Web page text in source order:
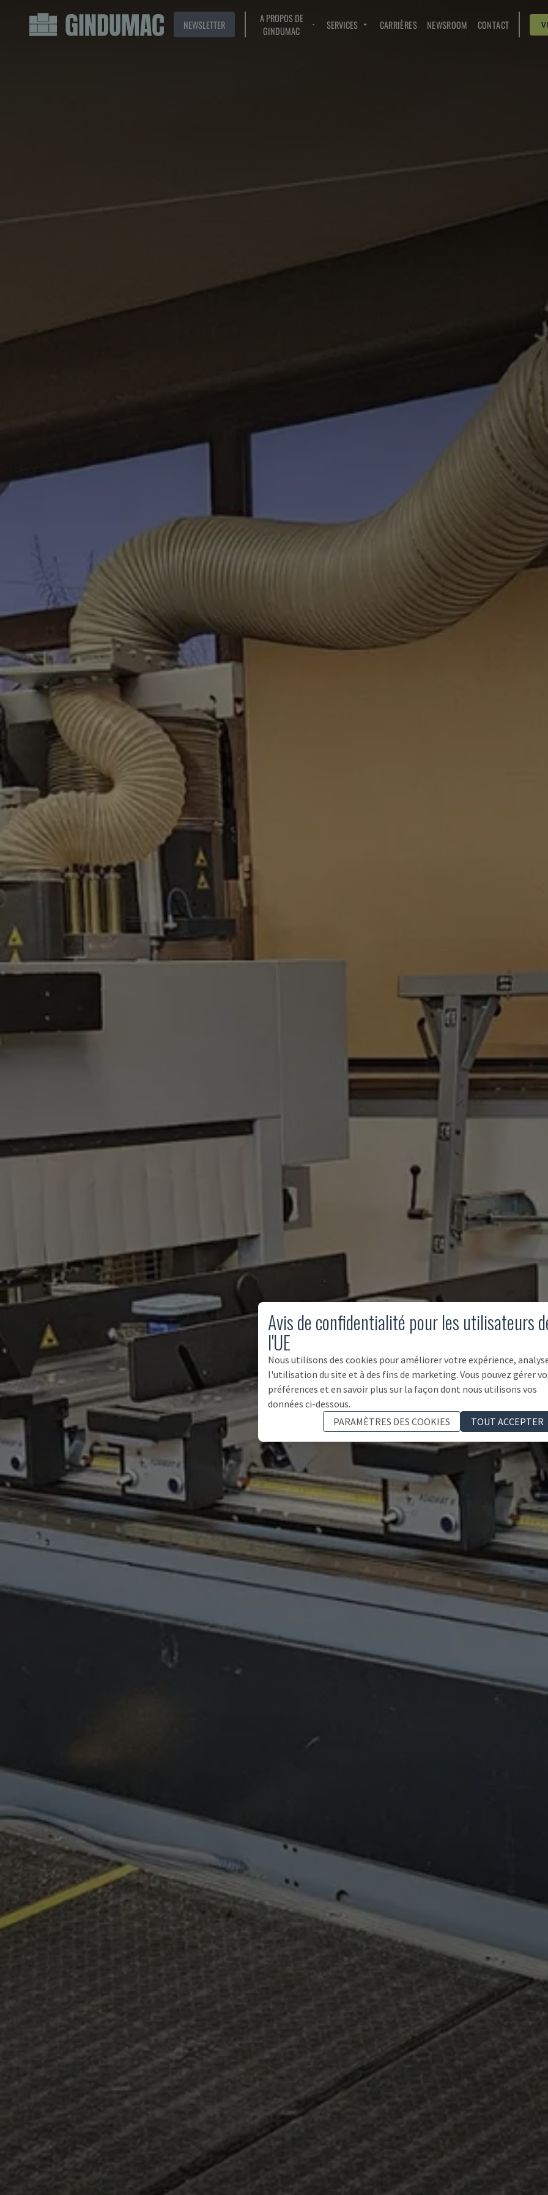
NEWSLETTER
A PROPOS DE
GINDUMAC
SERVICES CARRIÈRES NEWSROOM CONTACT
Avis de confidentialité pour les utilisateurs
l'UE
Nous utilisons des cookies pour améliorer votre expérience,
l'utilisation du site et à des fins de marketing. Vous pouvez gérer
préférences et en savoir plus sur la façon dont nous utilisons vos
données ci-dessous.
PARAMÈTRES DES COOKIES
TOUT ACCEPTER